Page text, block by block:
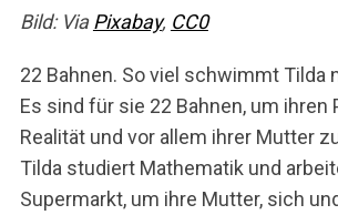
Bild: ViaPixabay, CC0
22 Bahnen. So viel schwimmt Tilda
Es sind für sie 22 Bahnen, um ihren
Realität und vor allem ihrer Mutter
Tilda studiert Mathematik und
Supermarkt, um ihre Mutter, sich